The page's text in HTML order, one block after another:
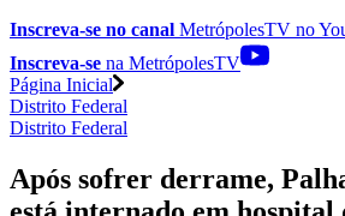
Inscreva-se no canal MetrópolesTV no
Inscreva-se na MetrópolesTV
Página Inicial
Distrito Federal
Distrito Federal
Após sofrer derrame,